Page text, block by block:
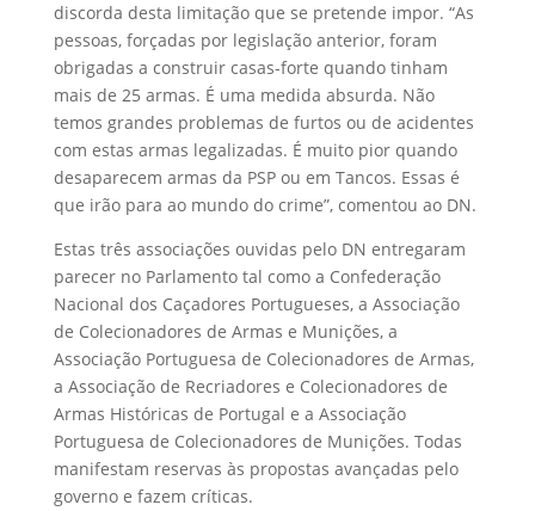
discorda desta limitação que se pretende impor. “As
pessoas, forçadas por legislação anterior, foram
obrigadas a construir casas-forte quando tinham
mais de 25 armas. É uma medida absurda. Não
temos grandes problemas de furtos ou de acidentes
com estas armas legalizadas. É muito pior quando
desaparecem armas da PSP ou em Tancos. Essas é
que irão para ao mundo do crime”, comentou ao DN.
Estas três associações ouvidas pelo DN entregaram
parecer no Parlamento tal como a Confederação
Nacional dos Caçadores Portugueses, a Associação
de Colecionadores de Armas e Munições, a
Associação Portuguesa de Colecionadores de Armas,
a Associação de Recriadores e Colecionadores de
Armas Históricas de Portugal e a Associação
Portuguesa de Colecionadores de Munições. Todas
manifestam reservas às propostas avançadas pelo
governo e fazem críticas.